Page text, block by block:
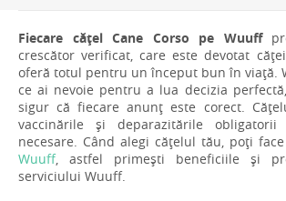
Fiecare cățel Cane Corso pe Wuuff
crescător verificat, care este devotat
oferă totul pentru un început bun în viață.
ce ai nevoie pentru a lua decizia
sigur că fiecare anunț este corect.
vaccinările și deparazitările
necesare. Când alegi cățelul tău, poți
Wuuff, astfel primești beneficiile și
serviciului Wuuff.